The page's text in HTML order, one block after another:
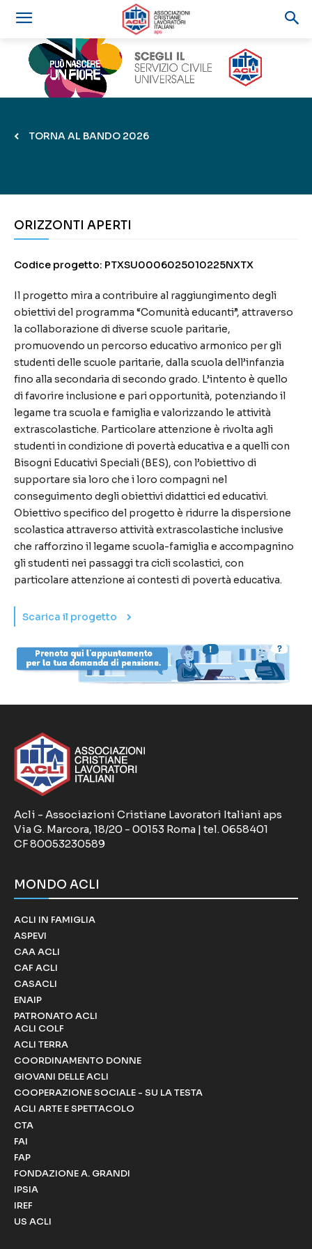
TORNA AL BANDO 2026
ORIZZONTI APERTI
Codice progetto: PTXSU0006025010225NXTX
Il progetto mira a contribuire al raggiungimento degli
obiettivi del programma “Comunità educanti”, attraverso
la collaborazione di diverse scuole paritarie,
promuovendo un percorso educativo armonico per gli
studenti delle scuole paritarie, dalla scuola dell’infanzia
fino alla secondaria di secondo grado. L’intento è quello
di favorire inclusione e pari opportunità, potenziando il
legame tra scuola e famiglia e valorizzando le attività
extrascolastiche. Particolare attenzione è rivolta agli
studenti in condizione di povertà educativa e a quelli con
Bisogni Educativi Speciali (BES), con l’obiettivo di
supportare sia loro che i loro compagni nel
conseguimento degli obiettivi didattici ed educativi.
Obiettivo specifico del progetto è ridurre la dispersione
scolastica attraverso attività extrascolastiche inclusive
che rafforzino il legame scuola-famiglia e accompagnino
gli studenti nei passaggi tra cicli scolastici, con
particolare attenzione ai contesti di povertà educativa.
Scarica il progetto
Acli - Associazioni Cristiane Lavoratori Italiani aps
Via G. Marcora, 18/20 - 00153 Roma | tel. 0658401
CF 80053230589
MONDO ACLI
ACLI IN FAMIGLIA
ASPEVI
CAA ACLI
CAF ACLI
CASACLI
ENAIP
PATRONATO ACLI
ACLI COLF
ACLI TERRA
COORDINAMENTO DONNE
GIOVANI DELLE ACLI
COOPERAZIONE SOCIALE - SU LA TESTA
ACLI ARTE E SPETTACOLO
CTA
FAI
FAP
FONDAZIONE A. GRANDI
IPSIA
IREF
US ACLI